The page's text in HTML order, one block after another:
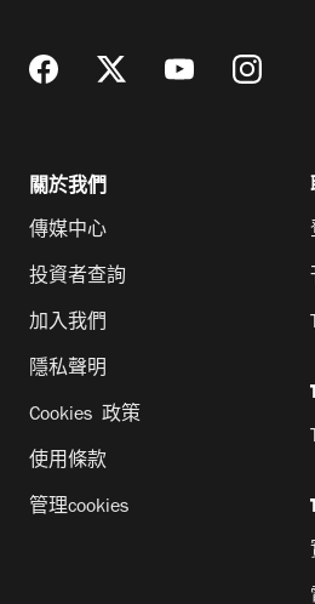
關於我們
傳媒中心
投資者查詢
加入我們
隱私聲明
Cookies 政策
使用條款
管理cookies